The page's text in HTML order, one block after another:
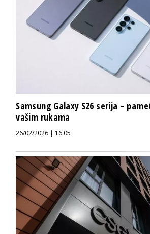
Samsung Galaxy S26 serija –
vašim rukama
26/02/2026 | 16:05